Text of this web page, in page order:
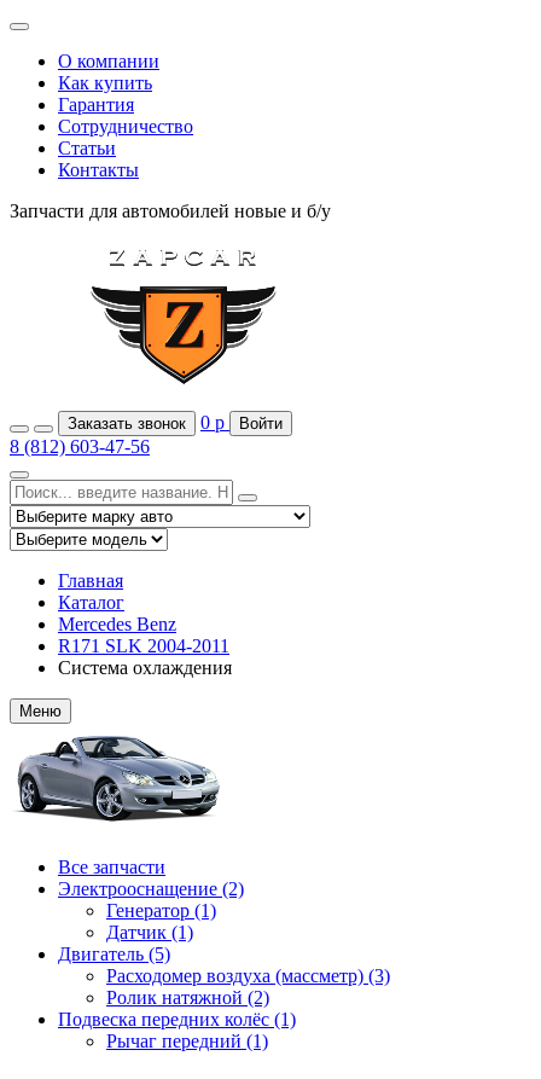
О компании
Как купить
Гарантия
Сотрудничество
Статьи
Контакты
Запчасти для автомобилей новые и б/у
Заказать звонок 0 р Войти
8 (812) 603-47-56
Главная
Каталог
Mercedes Benz
R171 SLK 2004-2011
Система охлаждения
Меню
Все запчасти
Электрооснащение (2)
Генератор (1)
Датчик (1)
Двигатель (5)
Расходомер воздуха (массметр) (3)
Ролик натяжной (2)
Подвеска передних колёс (1)
Рычаг передний (1)